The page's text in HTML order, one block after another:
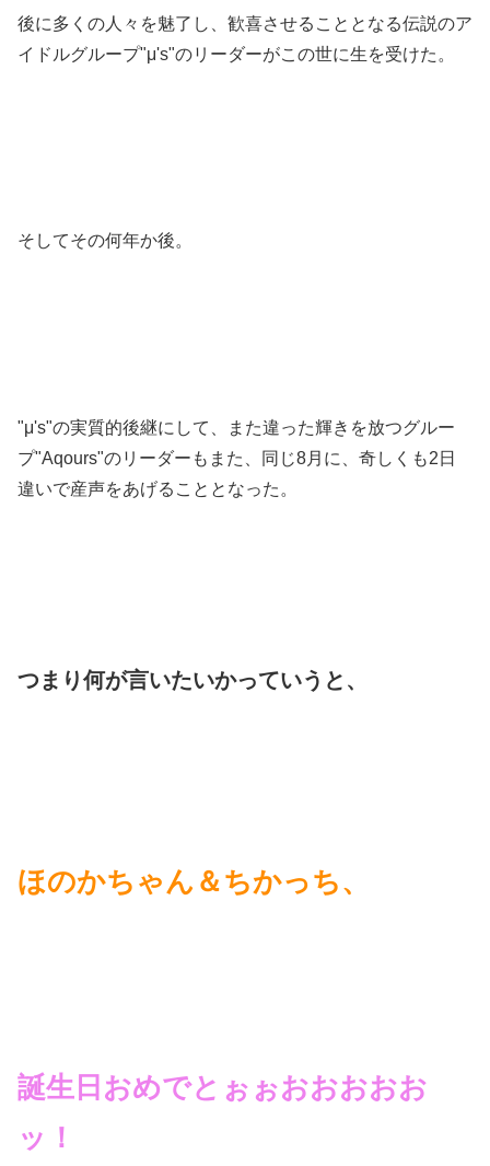
後に多くの人々を魅了し、歓喜させることとなる伝説のア
イドルグループ"μ's"のリーダーがこの世に生を受けた。
そしてその何年か後。
"μ's"の実質的後継にして、また違った輝きを放つグルー
プ"Aqours"のリーダーもまた、同じ8月に、奇しくも2日
違いで産声をあげることとなった。
つまり何が言いたいかっていうと、
ほのかちゃん＆ちかっち、
誕生日おめでとぉぉおおおおお
ッ！